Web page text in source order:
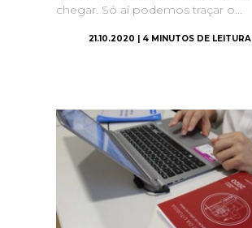
chegar. Só aí podemos traçar o...
21.10.2020 | 4 MINUTOS DE LEITURA